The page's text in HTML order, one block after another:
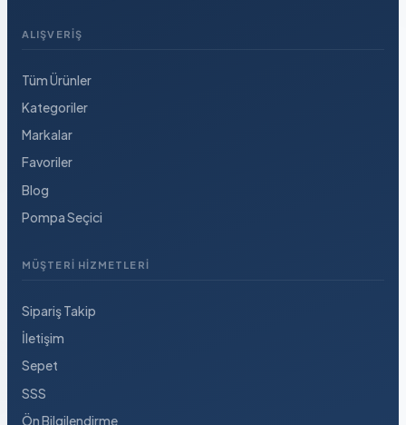
ALIŞVERIŞ
Tüm Ürünler
Kategoriler
Markalar
Favoriler
Blog
Pompa Seçici
MÜŞTERI HIZMETLERI
Sipariş Takip
İletişim
Sepet
SSS
Ön Bilgilendirme